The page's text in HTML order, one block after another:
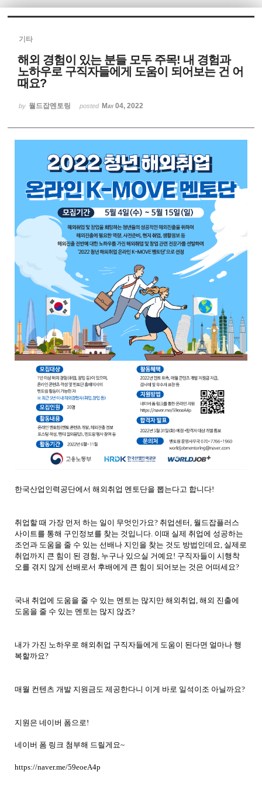
기타
해외 경험이 있는 분들 모두 주목! 내 경험과
노하우로 구직자들에게 도움이 되어보는 건 어
때요?
by 월드잡멘토링 posted May 04, 2022
한국산업인력공단에서 해외취업 멘토단을 뽑는다고 합니다!
취업할 때 가장 먼저 하는 일이 무엇인가요? 취업센터, 월드잡플러스
사이트를 통해 구인정보를 찾는 것입니다. 이때 실제 취업에 성공하는
조언과 도움을 줄 수 있는 선배나 지인을 찾는 것도 방법인데요, 실제로
취업까지 큰 힘이 된 경험, 누구나 있으실 거예요! 구직자들이 시행착
오를 겪지 않게 선배로서 후배에게 큰 힘이 되어보는 것은 어떠세요?
국내 취업에 도움을 줄 수 있는 멘토는 많지만 해외취업,해외 진출에
도움을 줄 수 있는 멘토는 많지 않죠?
내가 가진 노하우로 해외취업 구직자들에게 도움이 된다면 얼마나 행
복할까요?
매월 컨텐츠 개발 지원금도 제공한다니 이게 바로 일석이조 아닐까요?
지원은 네이버 폼으로!
네이버 폼 링크 첨부해 드릴게요~
https://naver.me/59eoeA4p
Sketchbook5, 스케치북5
Sketchbook5, 스케치북5